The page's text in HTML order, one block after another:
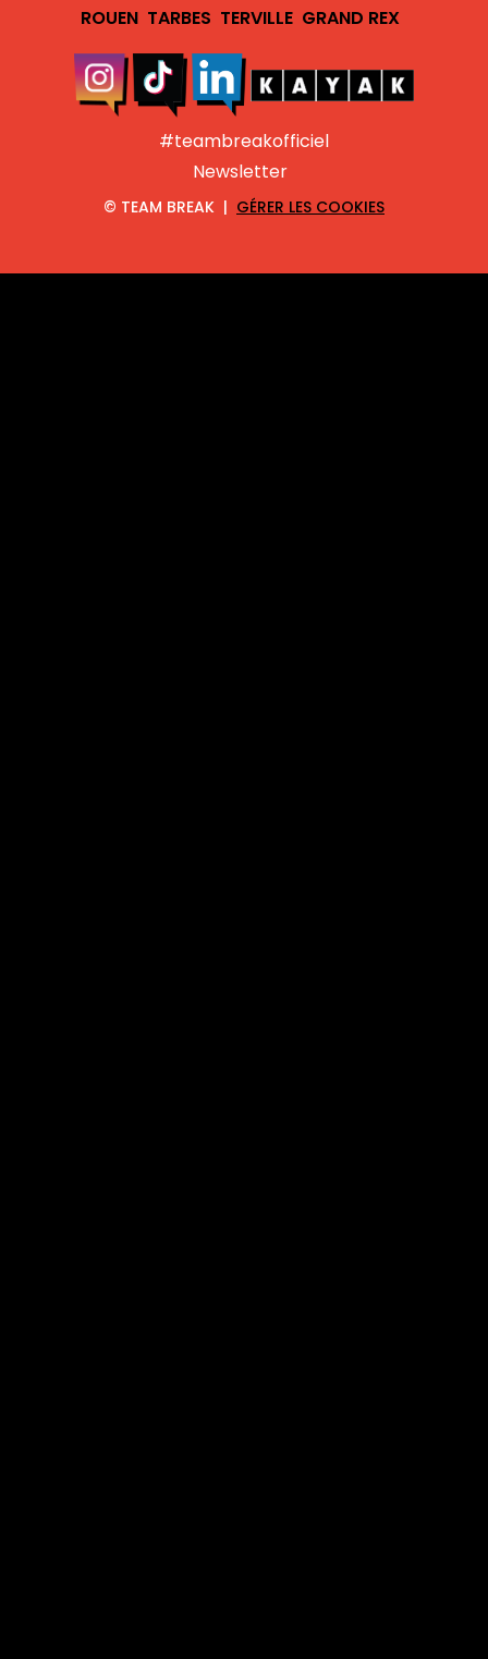
ROUEN TARBES TERVILLE GRAND REX
#teambreakofficiel
Newsletter
© TEAM BREAK | GÉRER LES COOKIES